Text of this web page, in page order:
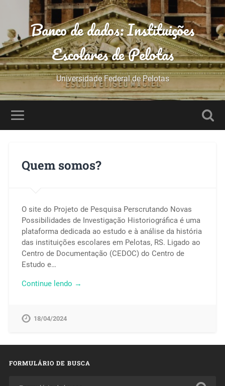
Banco de dados: Instituições
Escolares de Pelotas
Universidade Federal de Pelotas
Quem somos?
O site do Projeto de Pesquisa Perscrutando Novas
Possibilidades de Investigação Historiográfica é uma
plataforma dedicada ao estudo e à análise da história
das instituições escolares em Pelotas, RS. Ligado ao
Centro de Documentação (CEDOC) do Centro de
Estudo e…
Continue lendo →
18/04/2024
FORMULÁRIO DE BUSCA